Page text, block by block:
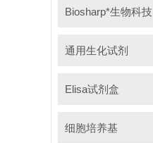
Biosharp*生物科技
通用生化试剂
Elisa试剂盒
细胞培养基